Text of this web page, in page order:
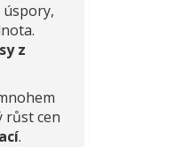
z
růst cen
.